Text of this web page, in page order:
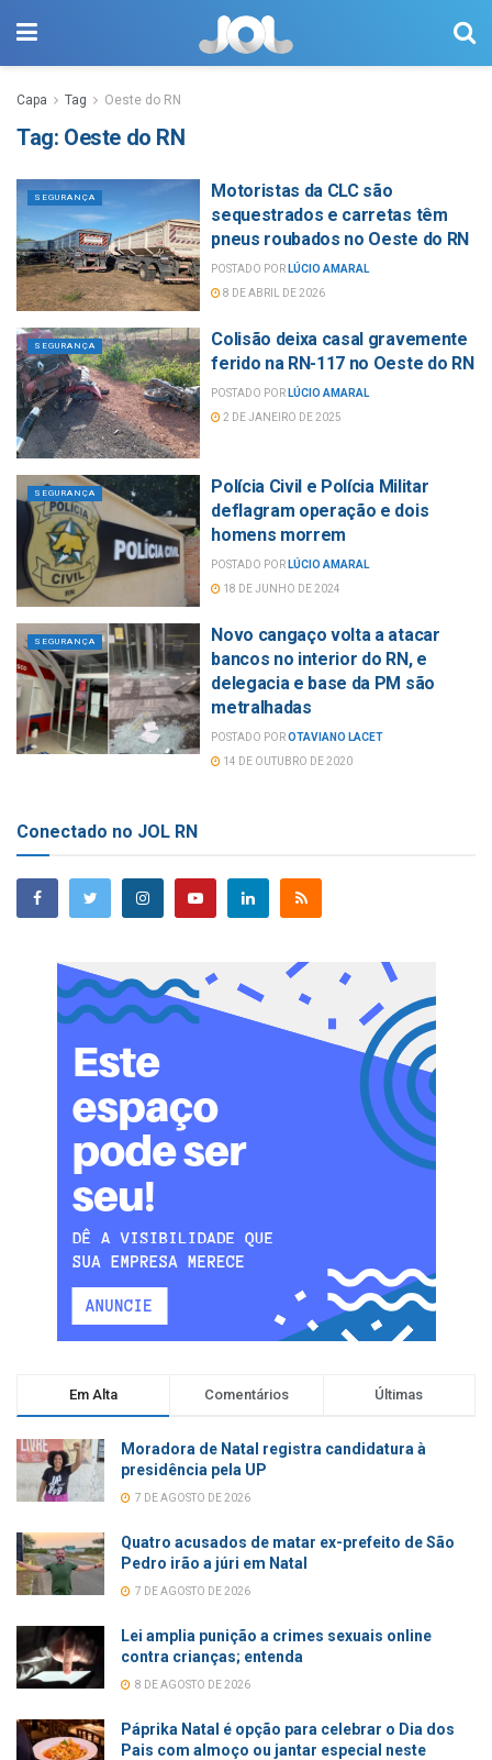
Capa Tag Oeste do RN
Tag: Oeste do RN
SEGURANÇA
Motoristas da CLC são
sequestrados e carretas têm
pneus roubados no Oeste do RN
POSTADO POR LÚCIO AMARAL
8 DE ABRIL DE 2026
SEGURANÇA
Colisão deixa casal gravemente
ferido na RN-117 no Oeste do RN
POSTADO POR LÚCIO AMARAL
2 DE JANEIRO DE 2025
SEGURANÇA
Polícia Civil e Polícia Militar
deflagram operação e dois
homens morrem
POSTADO POR LÚCIO AMARAL
18 DE JUNHO DE 2024
SEGURANÇA
Novo cangaço volta a atacar
bancos no interior do RN, e
delegacia e base da PM são
metralhadas
POSTADO POROTAVIANO LACET
14 DE OUTUBRO DE 2020
Conectado no JOL RN
Em Alta Comentários Últimas
Moradora de Natal registra candidatura à
presidência pela UP
7 DE AGOSTO DE 2026
Quatro acusados de matar ex-prefeito de São
Pedro irão a júri em Natal
7 DE AGOSTO DE 2026
Lei amplia punição a crimes sexuais online
contra crianças; entenda
8 DE AGOSTO DE 2026
Páprika Natal é opção para celebrar o Dia dos
Pais com almoço ou jantar especial neste